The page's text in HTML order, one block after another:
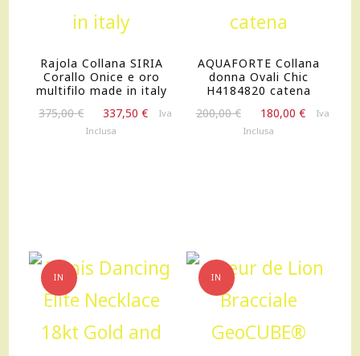
Rajola Collana SIRIA
Corallo Onice e oro
multifilo made in italy
375,00€
prezzo
337,50€
IlIva
Inclusa
AQUAFORTE Collana
donna Ovali Chic
H4184820 catena
200,00€
prezzo
180,00 €
IlIva
Inclusa
IN
OFFERTA!
IN
OFFERTA!